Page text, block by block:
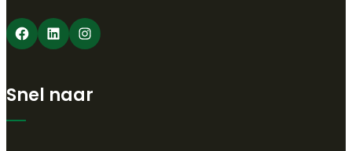
Facebook LinkedIn Instagram
Snel naar